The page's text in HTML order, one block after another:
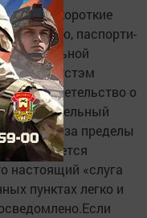
В короткие
паспорти­
с земельной
Рустэм
свидетельство о
на земельный
выезжая за пределы
явля­ется
настоящий «слуга
пунктах легко и